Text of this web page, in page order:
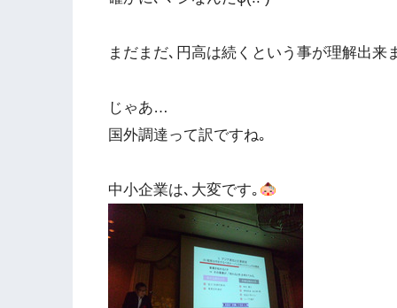
まだまだ､円高は続くという事が理解出来
じゃあ…
国外調達って訳ですね｡
中小企業は､大変です｡